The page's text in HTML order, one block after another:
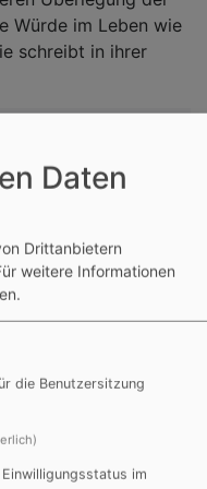
Würde im Leben wie
schreibt in ihrer
getroffen
Ende zu setzen,
der Beziehung zu
ihm wichtig sind.
von
wichtig waren -
die Reaktion bzw.
sein. Diese
ist ein längerer
Fachleute
gleichermaßen
Daten
Drittanbietern
weitere Informationen
die Benutzersitzung
im